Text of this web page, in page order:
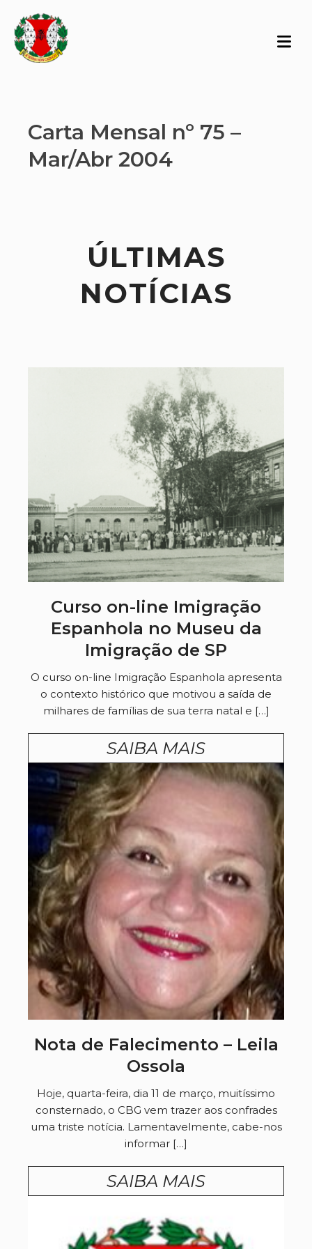
Carta Mensal nº 75 –
Mar/Abr 2004
ÚLTIMAS
NOTÍCIAS
Curso on-line Imigração
Espanhola no Museu da
Imigração de SP
O curso on-line Imigração Espanhola apresenta
o contexto histórico que motivou a saída de
milhares de famílias de sua terra natal e […]
SAIBA MAIS
Nota de Falecimento – Leila
Ossola
Hoje, quarta-feira, dia 11 de março, muitíssimo
consternado, o CBG vem trazer aos confrades
uma triste notícia. Lamentavelmente, cabe-nos
informar […]
SAIBA MAIS